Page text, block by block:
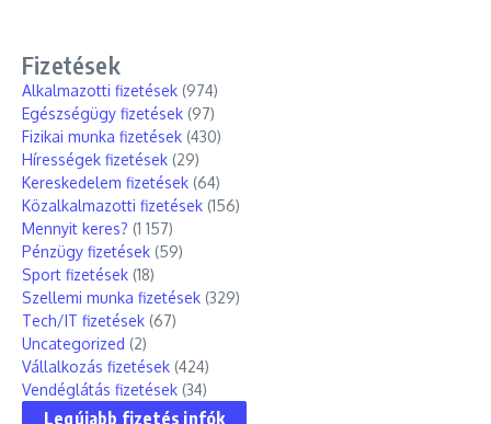
Fizetések
Alkalmazotti fizetések (974)
Egészségügy fizetések (97)
Fizikai munka fizetések (430)
Hírességek fizetések (29)
Kereskedelem fizetések (64)
Közalkalmazotti fizetések (156)
Mennyit keres? (1 157)
Pénzügy fizetések (59)
Sport fizetések (18)
Szellemi munka fizetések (329)
Tech/IT fizetések (67)
Uncategorized (2)
Vállalkozás fizetések (424)
Vendéglátás fizetések (34)
Legújabb fizetés infók